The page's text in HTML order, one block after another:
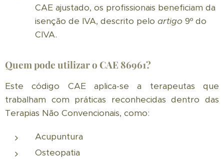
CAE ajustado, os profissionais beneficiam da
isenção de IVA, descrito pelo artigo 9º do
CIVA.
Quem pode utilizar o CAE 86961?
Este código CAE aplica-se a terapeutas que
trabalham com práticas reconhecidas dentro das
Terapias Não Convencionais, como:
Acupuntura
Osteopatia